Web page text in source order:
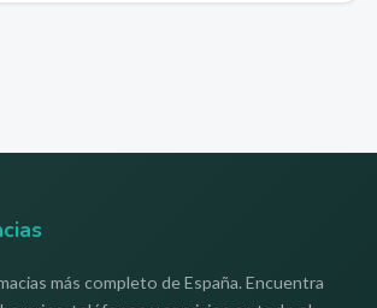
más completo de España. Encuentra